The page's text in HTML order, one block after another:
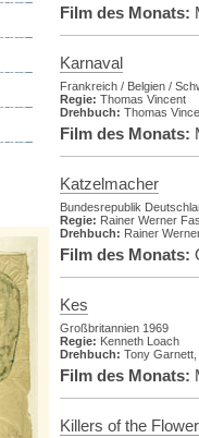
Film des Monats:
Karnaval
Frankreich / Belgien /
Regie: Thomas Vincent
Drehbuch: Thomas
Film des Monats:
Katzelmacher
Bundesrepublik
Regie: Rainer Werner
Drehbuch: Rainer
Film des Monats:
Kes
Großbritannien 1969
Regie: Kenneth Loach
Drehbuch: Tony
Film des Monats:
Killers of the